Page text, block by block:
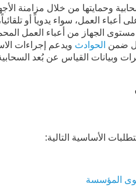
وحمايتها من خلال مزامنة
أعباء العمل، سواء يدوياً أو
الجهاز من أعباء العمل
ضمن الحوادث ويدعم إجراءات
وبيانات القياس عن بُعد
الأساسية التالية:
المؤسسة